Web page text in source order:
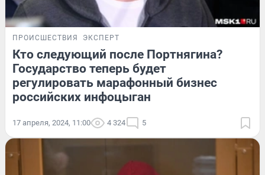
ПРОИСШЕСТВИЯ ЭКСПЕРТ
Кто следующий после Портнягина?
Государство теперь будет
регулировать марафонный бизнес
российских инфоцыган
17 апреля, 2024, 11:00 4 324 5